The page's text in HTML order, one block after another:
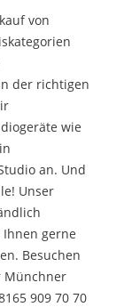
von
der richtigen
wie
an. Und
Unser
gerne
Besuchen
Münchner
909 70 70